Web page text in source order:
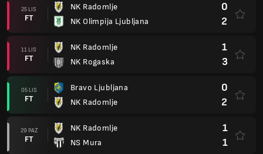
25 LIS
FT
NK Radomlje
NK Olimpija Ljubljana
0
2
11 LIS
FT
NK Radomlje
NK Rogaska
1
3
05 LIS
FT
Bravo Ljubljana
NK Radomlje
0
2
29 PAŹ
FT
NK Radomlje
NS Mura
1
1